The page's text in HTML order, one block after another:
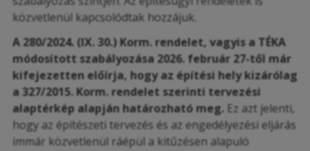
közvetlenül kapcsolódtak hozzájuk.
A 280/2024. (IX. 30.) Korm. rendelet, vagyis a TÉKA
módosított szabályozása 2026. február 27-től már
kifejezetten előírja, hogy az építési hely kizárólag
a 327/2015. Korm. rendelet szerinti tervezési
alaptérkép alapján határozható meg. Ez azt jelenti,
hogy az építészeti tervezés és az engedélyezési eljárás
immár közvetlenül ráépül a kitűzésen alapuló